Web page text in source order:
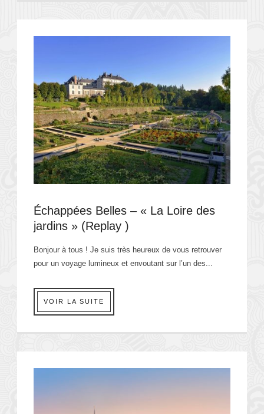
Échappées Belles – « La Loire des
jardins » (Replay )
Bonjour à tous ! Je suis très heureux de vous retrouver
pour un voyage lumineux et envoutant sur l’un des...
VOIR LA SUITE